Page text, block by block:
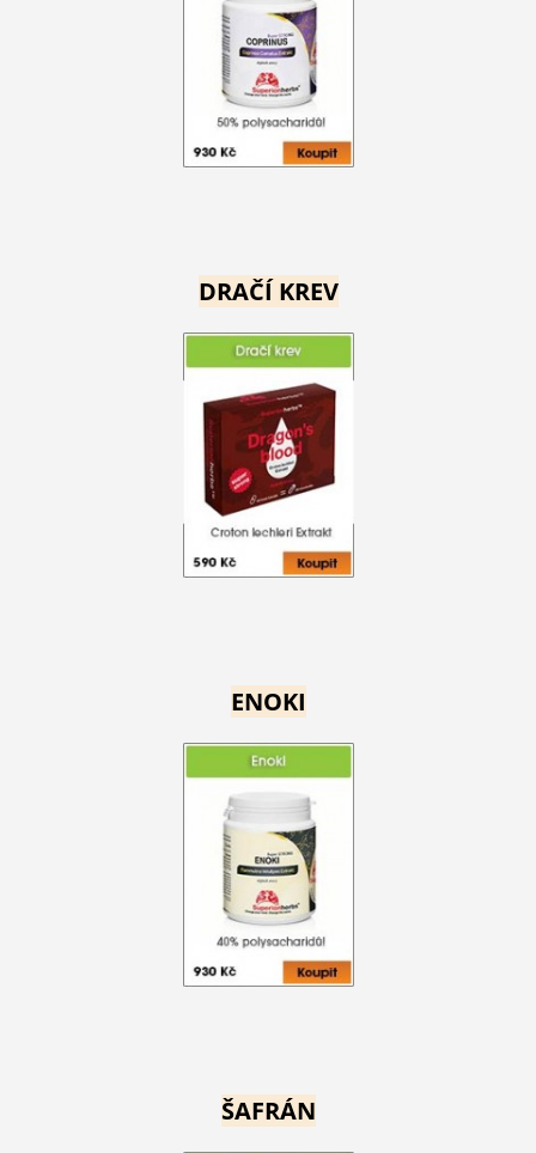
DRAČÍ KREV
ENOKI
ŠAFRÁN